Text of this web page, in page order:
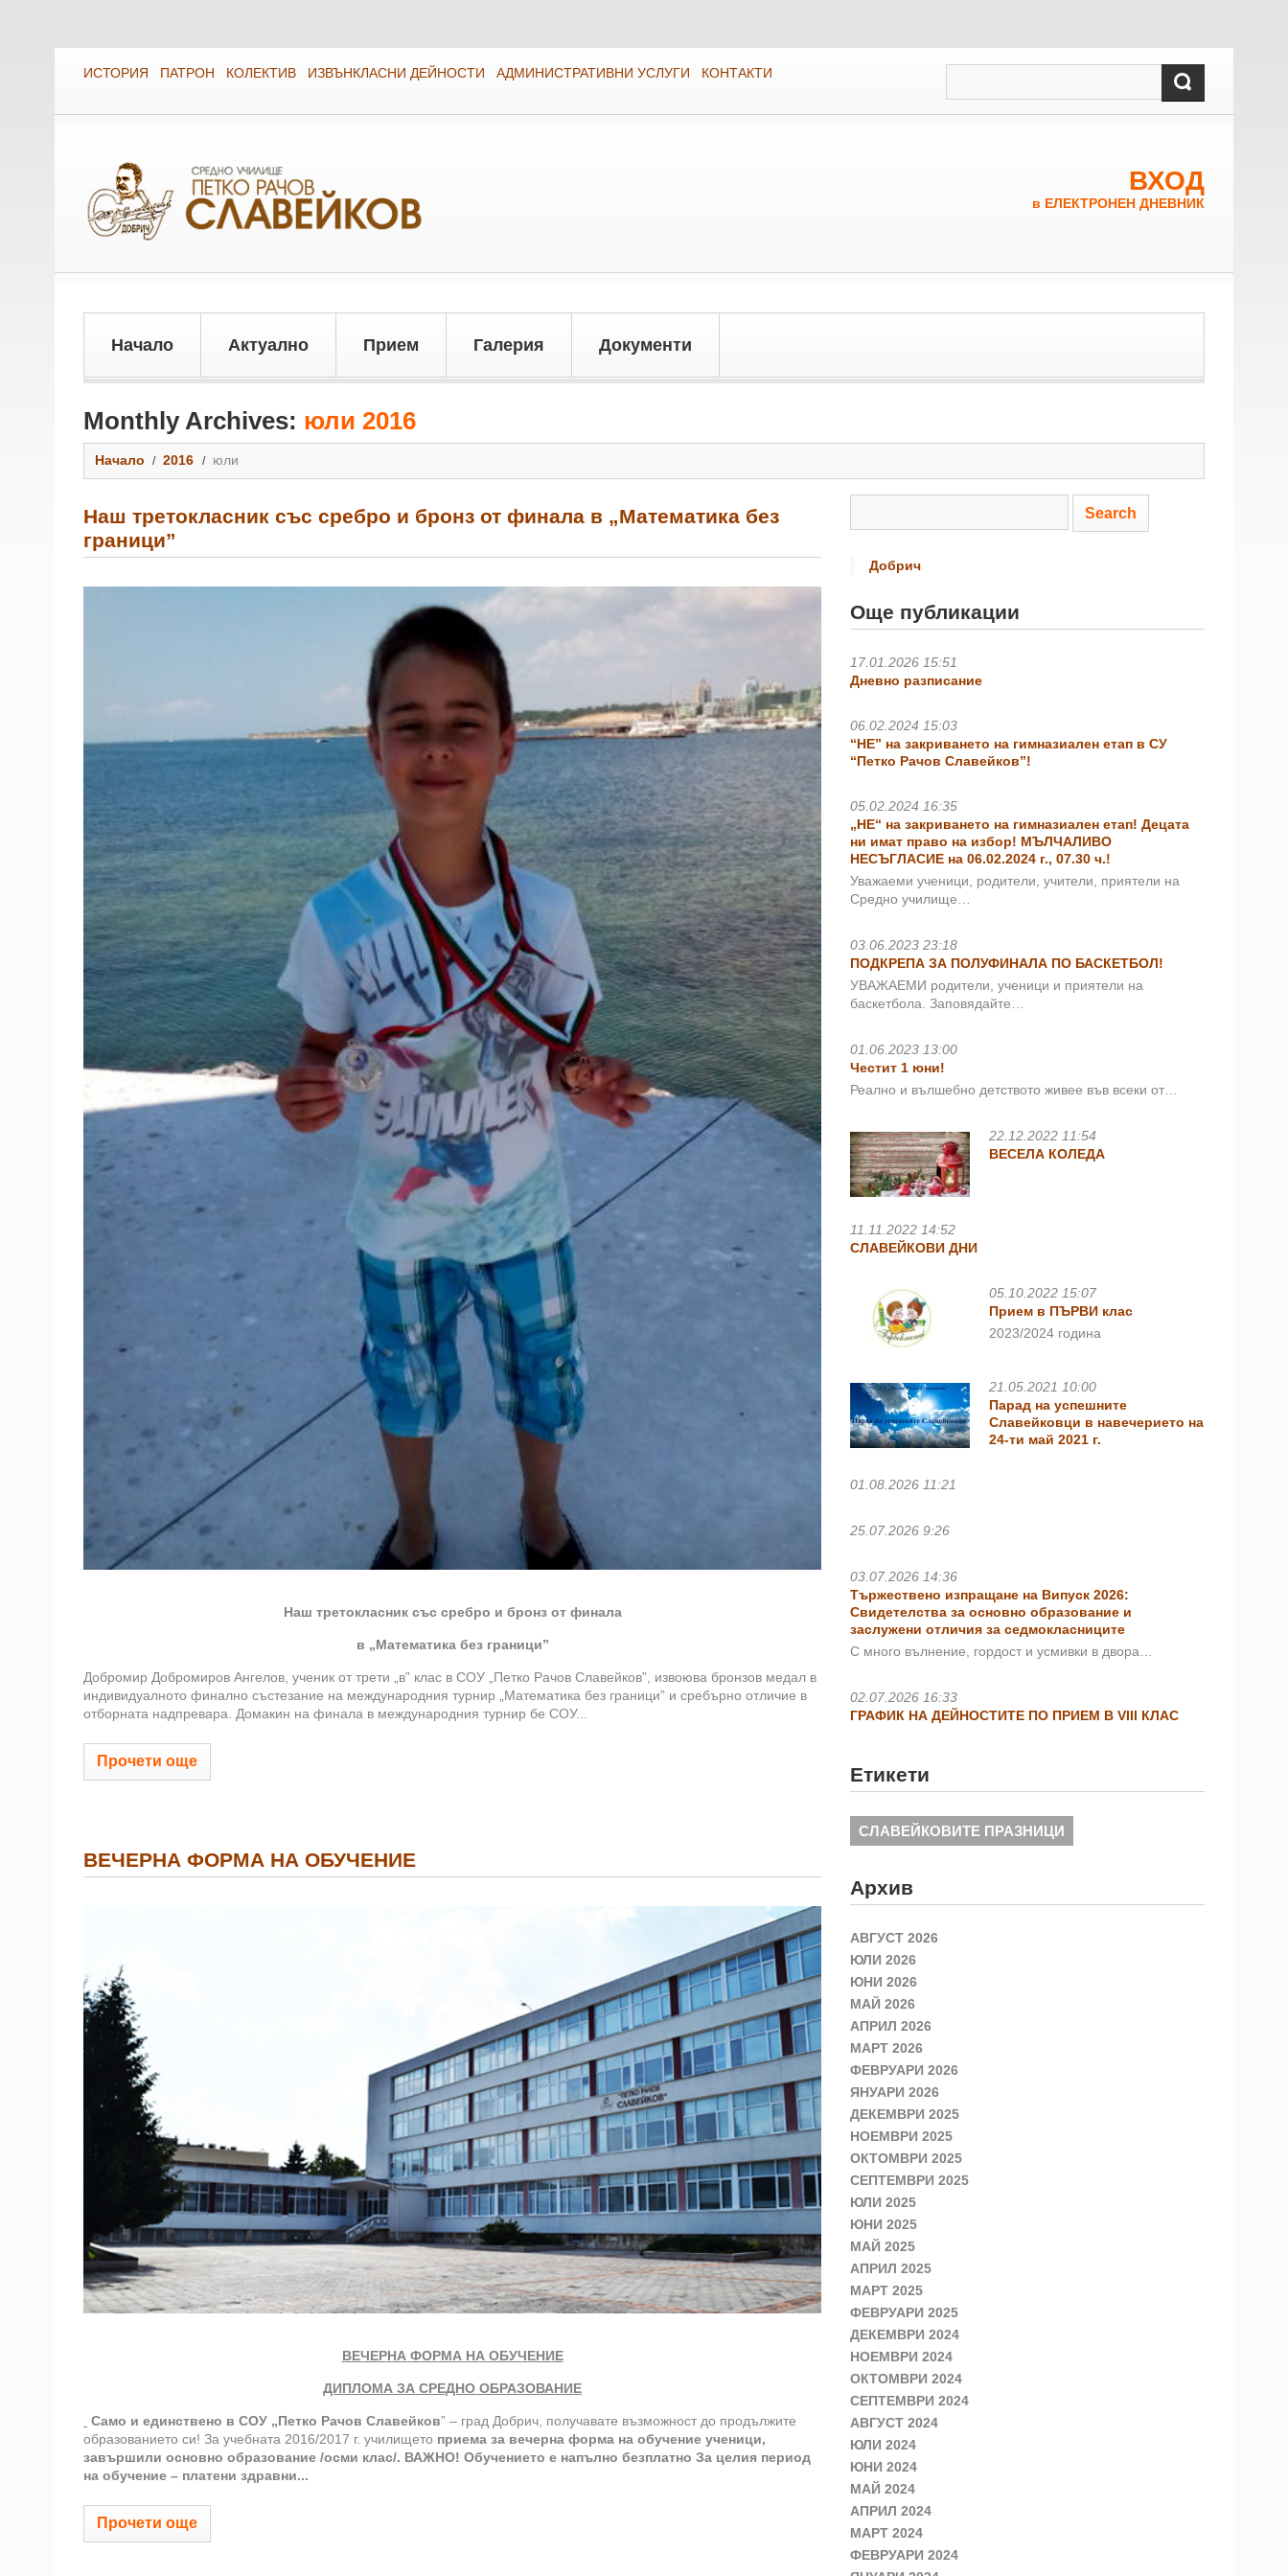
ИСТОРИЯ ПАТРОН КОЛЕКТИВ ИЗВЪНКЛАСНИ ДЕЙНОСТИ АДМИНИСТРАТИВНИ УСЛУГИ КОНТАКТИ
ВХОД
в ЕЛЕКТРОНЕН ДНЕВНИК
Начало Актуално Прием Галерия Документи
Monthly Archives: юли 2016
Начало 2016 юли
Наш третокласник със сребро и бронз от финала в „Математика без
граници”
Наш третокласник със сребро и бронз от финала
в „Математика без граници”
Добромир Добромиров Ангелов, ученик от трети „в” клас в СОУ „Петко Рачов Славейков”, извоюва бронзов медал в
индивидуалното финално състезание на международния турнир „Математика без граници” и сребърно отличие в
отборната надпревара. Домакин на финала в международния турнир бе СОУ...
Прочети още
ВЕЧЕРНА ФОРМА НА ОБУЧЕНИЕ
ВЕЧЕРНА ФОРМА НА ОБУЧЕНИЕ
ДИПЛОМА ЗА СРЕДНО ОБРАЗОВАНИЕ
Само и единствено в СОУ „Петко Рачов Славейков” – град Добрич, получавате възможност до продължите
образованието си! За учебната 2016/2017 г. училището приема за вечерна форма на обучение ученици,
завършили основно образование /осми клас/. ВАЖНО! Обучението е напълно безплатно За целия период
на обучение – платени здравни...
Прочети още
Добрич
Още публикации
17.01.2026 15:51
Дневно разписание
06.02.2024 15:03
“НЕ” на закриването на гимназиален етап в СУ
“Петко Рачов Славейков”!
05.02.2024 16:35
„НЕ“ на закриването на гимназиален етап! Децата
ни имат право на избор! МЪЛЧАЛИВО
НЕСЪГЛАСИЕ на 06.02.2024 г., 07.30 ч.!
Уважаеми ученици, родители, учители, приятели на
Средно училище…
03.06.2023 23:18
ПОДКРЕПА ЗА ПОЛУФИНАЛА ПО БАСКЕТБОЛ!
УВАЖАЕМИ родители, ученици и приятели на
баскетбола. Заповядайте…
01.06.2023 13:00
Честит 1 юни!
Реално и вълшебно детството живее във всеки от…
22.12.2022 11:54
ВЕСЕЛА КОЛЕДА
11.11.2022 14:52
СЛАВЕЙКОВИ ДНИ
05.10.2022 15:07
Прием в ПЪРВИ клас
2023/2024 година
21.05.2021 10:00
Парад на успешните
Славейковци в навечерието на
24-ти май 2021 г.
01.08.2026 11:21
25.07.2026 9:26
03.07.2026 14:36
Тържествено изпращане на Випуск 2026:
Свидетелства за основно образование и
заслужени отличия за седмокласниците
С много вълнение, гордост и усмивки в двора…
02.07.2026 16:33
ГРАФИК НА ДЕЙНОСТИТЕ ПО ПРИЕМ В VIII КЛАС
Етикети
СЛАВЕЙКОВИТЕ ПРАЗНИЦИ
Архив
АВГУСТ 2026
ЮЛИ 2026
ЮНИ 2026
МАЙ 2026
АПРИЛ 2026
МАРТ 2026
ФЕВРУАРИ 2026
ЯНУАРИ 2026
ДЕКЕМВРИ 2025
НОЕМВРИ 2025
ОКТОМВРИ 2025
СЕПТЕМВРИ 2025
ЮЛИ 2025
ЮНИ 2025
МАЙ 2025
АПРИЛ 2025
МАРТ 2025
ФЕВРУАРИ 2025
ДЕКЕМВРИ 2024
НОЕМВРИ 2024
ОКТОМВРИ 2024
СЕПТЕМВРИ 2024
АВГУСТ 2024
ЮЛИ 2024
ЮНИ 2024
МАЙ 2024
АПРИЛ 2024
МАРТ 2024
ФЕВРУАРИ 2024